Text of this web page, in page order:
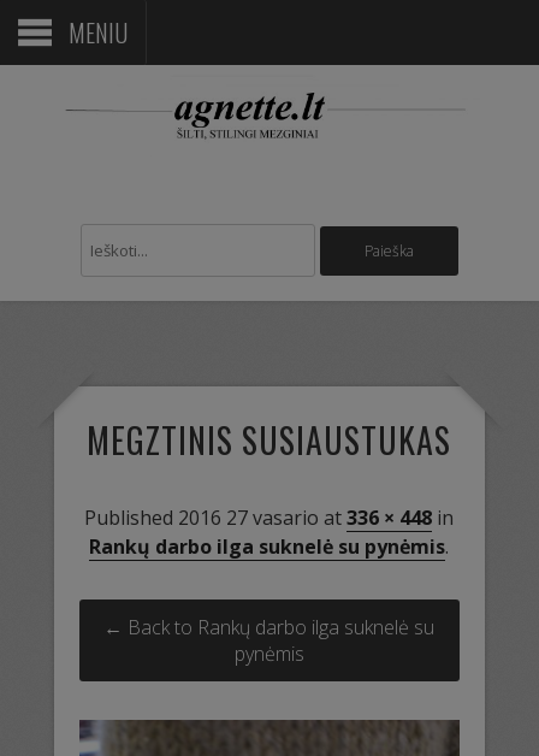
MENIU
MEGZTINIS SUSIAUSTUKAS
Published 2016 27 vasario at336 × 448 in
Rankų darbo ilga suknelė su pynėmis.
← Back to Rankų darbo ilga suknelė su
pynėmis